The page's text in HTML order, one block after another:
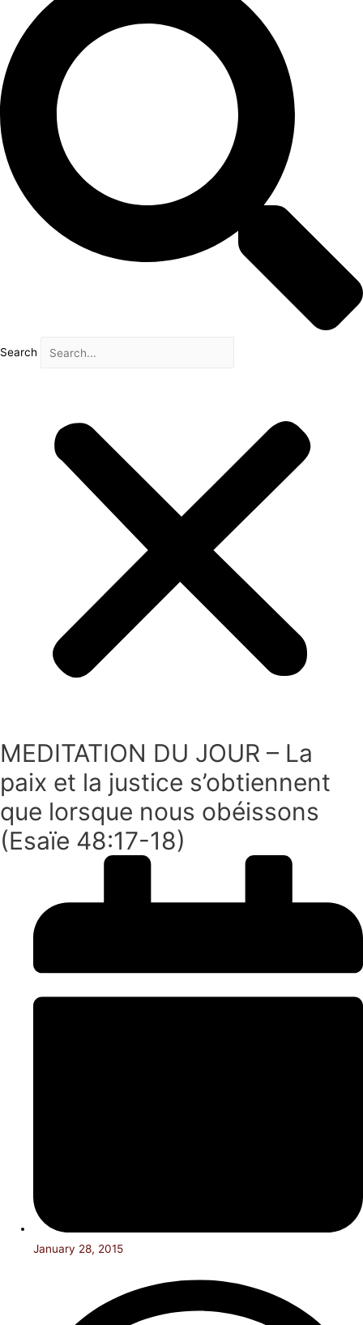
Search
MEDITATION DU JOUR – La
paix et la justice s’obtiennent
que lorsque nous obéissons
(Esaïe 48:17-18)
January 28, 2015